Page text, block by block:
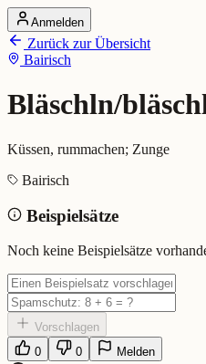
Startseite
Alle Dialekte
Dialekte vergleichen
Dialekt-Karte
Ranking
Bläschln/
Bedeutung: Küssen, rummachen;
Eingereicht von: Mundwerk Team
Anmelden
Zurück zur Übersicht
Bairisch
Bläschln/
Küssen, rummachen; Zunge
Bairisch
Beispielsätze
Noch keine Beispielsätze
Vorschlagen
0
0 Melden